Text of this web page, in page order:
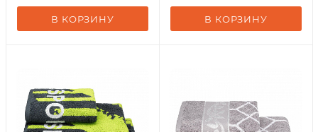
В КОРЗИНУ В КОРЗИНУ